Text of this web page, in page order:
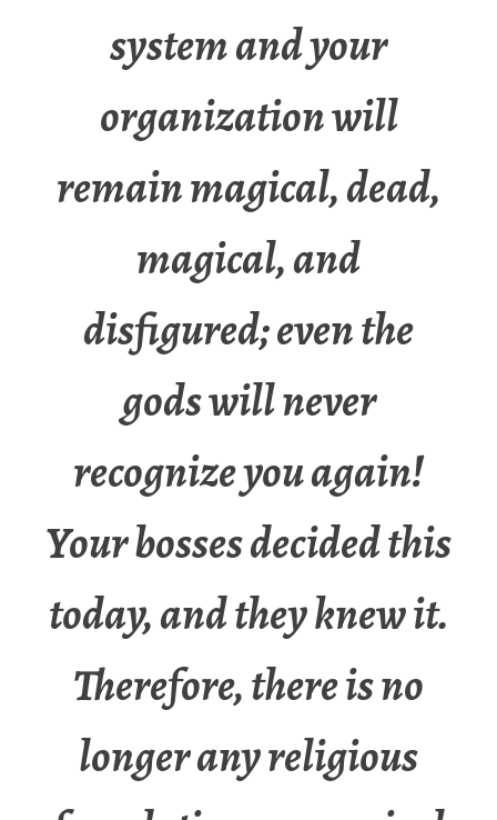
system and your
organization will
remain magical, dead,
magical, and
disfigured; even the
gods will never
recognize you again!
Your bosses decided this
today, and they knew it.
Therefore, there is no
longer any religious